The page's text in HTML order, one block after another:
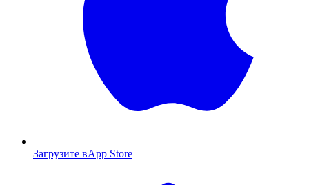
Загрузите вApp Store